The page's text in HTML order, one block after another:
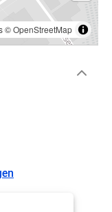
©OpenStreetMap